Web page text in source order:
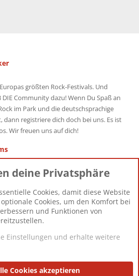
größten Rock-Festivals. Und
Community dazu! Wenn Du Spaß an
im Park und die deutschsprachige
dann registriere dich doch bei uns. Es ist
Wir freuen uns auf dich!
12.426
nabulamisika
Impressum
deine Privatsphäre
Cookies, damit diese Website
Cookies, um den Komfort bei
und Funktionen von
Einstellungen und erhalte weitere
Cookies akzeptieren